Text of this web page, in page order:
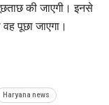
की जाएगी। इनसे
पूछा जाएगा।
Haryana news